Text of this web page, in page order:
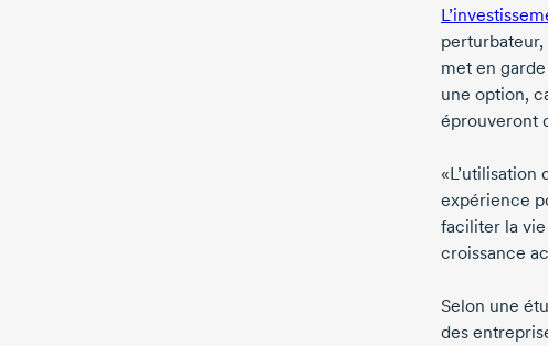
perturbateur,
met en garde
une option,
éprouveront
expérience
faciliter la
croissance
Selon une
des